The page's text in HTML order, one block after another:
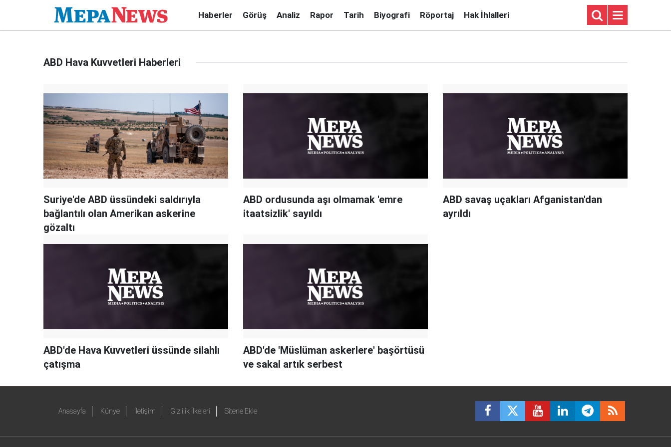
Haberler Görüş Analiz Rapor Tarih Biyografi Röportaj Hak İhlalleri
ABD Hava Kuvvetleri Haberleri
Suriye'de ABD üssündeki saldırıyla
bağlantılı olan Amerikan askerine
gözaltı
ABD ordusunda aşı olmamak 'emre
itaatsizlik' sayıldı
ABD savaş uçakları Afganistan'dan
ayrıldı
ABD'de Hava Kuvvetleri üssünde silahlı
çatışma
ABD'de 'Müslüman askerlere' başörtüsü
ve sakal artık serbest
Anasayfa Künye İletişim Gizlilik İlkeleri Sitene Ekle